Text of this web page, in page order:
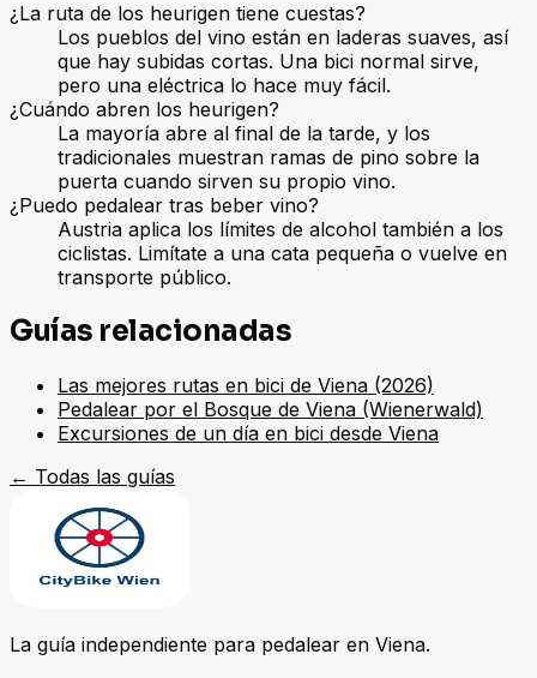
¿La ruta de los heurigen tiene cuestas?
Los pueblos del vino están en laderas suaves, así
que hay subidas cortas. Una bici normal sirve,
pero una eléctrica lo hace muy fácil.
¿Cuándo abren los heurigen?
La mayoría abre al final de la tarde, y los
tradicionales muestran ramas de pino sobre la
puerta cuando sirven su propio vino.
¿Puedo pedalear tras beber vino?
Austria aplica los límites de alcohol también a los
ciclistas. Limítate a una cata pequeña o vuelve en
transporte público.
Guías relacionadas
Las mejores rutas en bici de Viena (2026)
Pedalear por el Bosque de Viena (Wienerwald)
Excursiones de un día en bici desde Viena
← Todas las guías
La guía independiente para pedalear en Viena.